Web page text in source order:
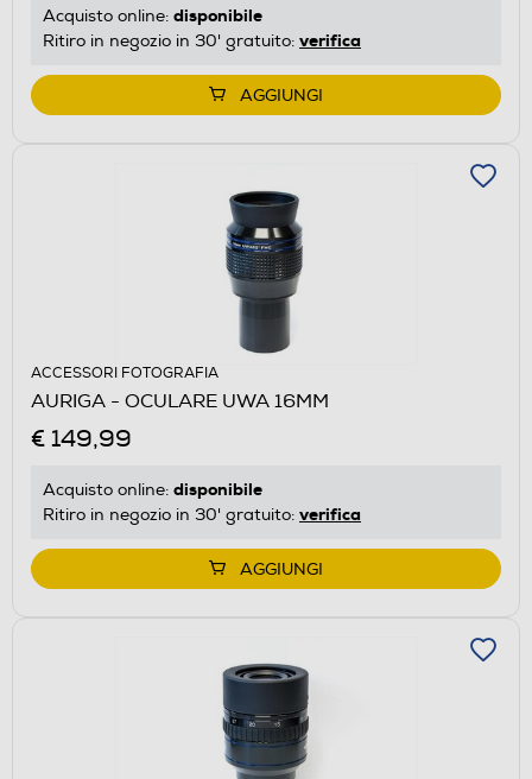
Acquisto online: disponibile
Ritiro in negozio in 30' gratuito: verifica
AGGIUNGI
ACCESSORI FOTOGRAFIA
AURIGA - OCULARE UWA 16MM
€ 149,99
Acquisto online: disponibile
Ritiro in negozio in 30' gratuito: verifica
AGGIUNGI